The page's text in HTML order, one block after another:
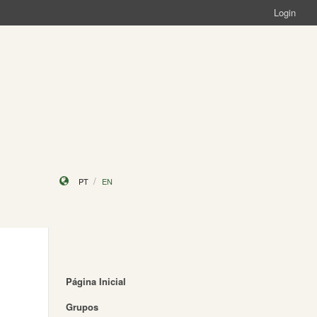
Login
PT EN
Página Inicial
Grupos